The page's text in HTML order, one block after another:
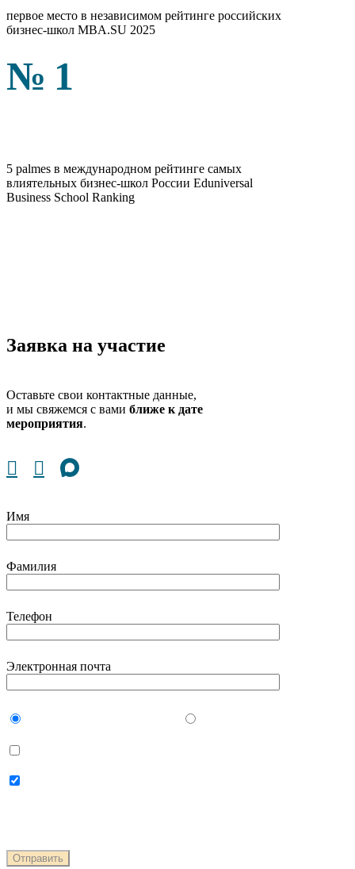
первое место в независимом рейтинге российских
бизнес-школ MBA.SU 2025
№1
5 palmes в международном рейтинге самых
влиятельных бизнес-школ России Eduniversal
Business School Ranking
Заявка на участие
Оставьте свои контактные данные,
и мы свяжемся с вами ближе к дате
мероприятия.
Имя
Фамилия
Телефон
Электронная почта